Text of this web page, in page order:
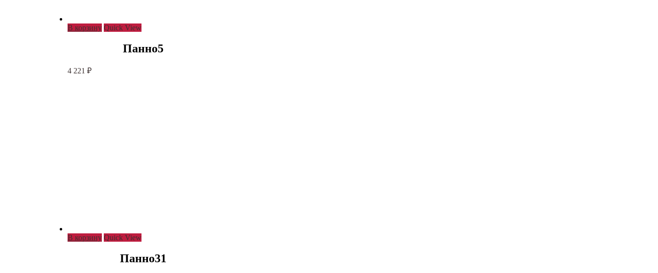
В корзину Quick View
Панно5
4 221 ₽
В корзину Quick View
Панно31